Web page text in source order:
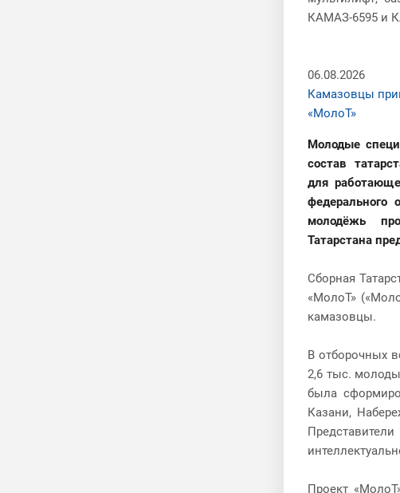
КАМАЗ-6595 и
06.08.2026
Камазовцы
«МолоТ»
Молодые
состав
для
федерального
молодёжь
Татарстана
Сборная
«МолоТ»
камазовцы.
В отборочных
2,6 тыс.
была
Казани,
Проект